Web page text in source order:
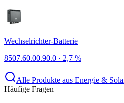
Wechselrichter-Batterie
8507.60.00.90.0 · 2,7 %
Alle Produkte aus Energie &
Häufige Fragen